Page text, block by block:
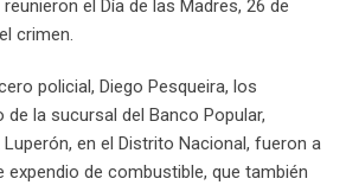
el Día de las Madres, 26 de
crimen.
policial, Diego Pesqueira, los
la sucursal del Banco Popular,
en el Distrito Nacional, fueron a
expendio de combustible, que también